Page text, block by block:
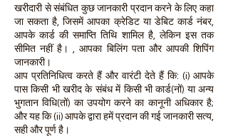
खरीदारी से संबंधित कुछ जानकारी प्रदान करने के लिए कहा
जा सकता है, जिसमें आपका क्रेडिट या डेबिट कार्ड नंबर,
आपके कार्ड की समाप्ति तिथि शामिल है, लेकिन इस तक
सीमित नहीं है। , आपका बिलिंग पता और आपकी शिपिंग
जानकारी।
आप प्रतिनिधित्व करते हैं और वारंटी देते हैं कि: (i) आपके
पास किसी भी खरीद के संबंध में किसी भी कार्ड(नों) या अन्य
भुगतान विधि(तों) का उपयोग करने का कानूनी अधिकार है;
और यह कि (ii) आपके द्वारा हमें प्रदान की गई जानकारी सत्य,
सही और पूर्ण है।